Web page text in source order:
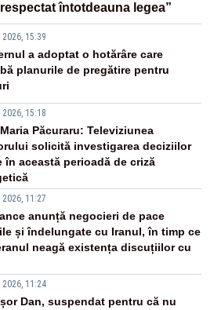
întotdeauna legea”
15:39
a adoptat o hotărâre care
planurile de pregătire pentru
15:18
Păcuraru: Televiziunea
solicită investigarea deciziilor
în această perioadă de criză
11:27
anunță negocieri de pace
și îndelungate cu Iranul, în timp ce
neagă existența discuțiilor cu
2026, 11:24
Dan, suspendat pentru că nu